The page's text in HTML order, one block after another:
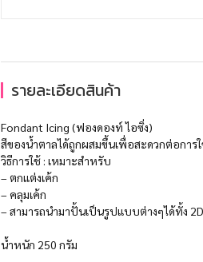
รายละเอียดสินค้า
Fondant Icing (ฟองดองท์ ไอซิ่ง)
สีของน้ำตาลได้ถูกผสมขึ้นเพื่อสะดวกต่อการ
วิธีการใช้ : เหมาะสำหรับ
– ตกแต่งเค้ก
– คลุมเค้ก
– สามารถนำมาปั้นเป็นรูปแบบต่างๆได้ทั้ง
น้ำหนัก 250 กรัม